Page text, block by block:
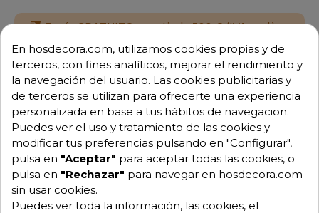
Envío GRATUITO a partir de 500 € (IVA excl.)
Equipo de expertos a tu servicio.
Garantía mínima de 1 año.
Pago 100% seguro.
Consulta tus dudas con nosotros.
976 25 59 91
info@hosdecora.com
Hablemos
En hosdecora.com, utilizamos cookies propias y de
terceros, con fines analíticos, mejorar el rendimiento y
la navegación del usuario. Las cookies publicitarias y
de terceros se utilizan para ofrecerte una experiencia
personalizada en base a tus hábitos de navegacion.
Puedes ver el uso y tratamiento de las cookies y
modificar tus preferencias pulsando en "Configurar",
pulsa en "Aceptar" para aceptar todas las cookies, o
pulsa en "Rechazar" para navegar en hosdecora.com
sin usar cookies.
Puedes ver toda la información, las cookies, el